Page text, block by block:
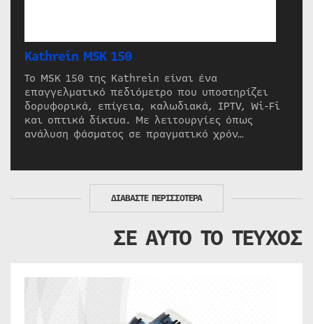
Kathrein MSK 150
Το MSK 150 της Kathrein είναι ένα
επαγγελματικό πεδιόμετρο που υποστηρίζει
δορυφορικά, επίγεια, καλωδιακά, IPTV, Wi-Fi
και οπτικά δίκτυα. Με λειτουργίες όπως
ανάλυση φάσματος σε πραγματικό χρόν…
ΔΙΑΒΑΣΤΕ ΠΕΡΙΣΣΟΤΕΡΑ
ΣΕ ΑΥΤΟ ΤΟ ΤΕΥΧΟΣ